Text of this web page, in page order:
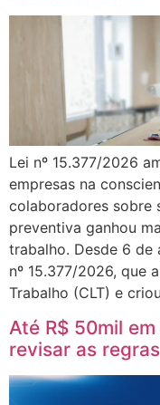
Lei nº 15.377/2026
empresas na
colaboradores sobre
preventiva ganhou
trabalho. Desde 6 de
nº 15.377/2026, que
Trabalho (CLT) e
Até R$ 50mil
revisar as